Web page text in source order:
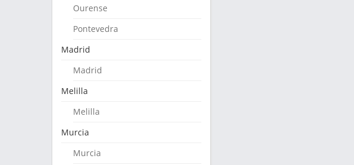
Ourense
Pontevedra
Madrid
Madrid
Melilla
Melilla
Murcia
Murcia